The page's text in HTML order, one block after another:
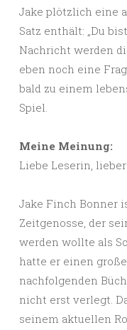
Jake plötzlich eine
Satz enthält: „Du
Nachricht werden
eben noch eine
bald zu einem
Spiel.
Meine Meinung:
Liebe Leserin, lieber
Jake Finch Bonner
Zeitgenosse, der
werden wollte als
hatte er einen
nachfolgenden
nicht erst verlegt.
seinem aktuellen